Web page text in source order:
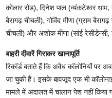
कोलार रोड), दिनेश पाल (व्यंकटेश्वर धाम,
बैरागढ़ चीचली), गोविंद मीणा (ग्राम
चीचली) और अशोक मीणा (सांई रेसीडेन्सी,
बाहरी दीवारें गिराकर खानापूर्ति
रिकॉर्ड बताते हैं कि अवैध कॉलोनियों
जा चुकी हैं। इसके बावजूद एक भी
मामले में अदालत में चालान पेश नहीं किया